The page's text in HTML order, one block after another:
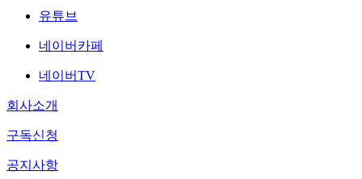
유튜브
네이버카페
네이버TV
회사소개
구독신청
공지사항